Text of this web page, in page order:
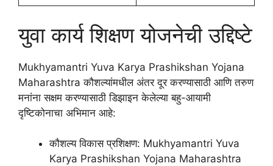
युवा कार्य शिक्षण योजनेची उद्दिष्टे
Mukhyamantri Yuva Karya Prashikshan Yojana
Maharashtra कौशल्यांमधील अंतर दूर करण्यासाठी आणि तरुण
मनांना सक्षम करण्यासाठी डिझाइन केलेल्या बहु-आयामी
दृष्टिकोनाचा अभिमान आहे:
कौशल्य विकास प्रशिक्षण: Mukhyamantri Yuva
Karya Prashikshan Yojana Maharashtra